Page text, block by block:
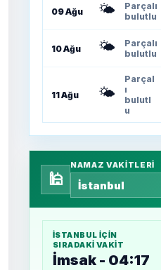
09 Ağu 🌤️
Parçalı
bulutlu
10 Ağu 🌤️
Parçalı
bulutlu
11 Ağu 🌤️
Parçal
ı
bulutl
u
🕌
NAMAZ VAKITLERI
İSTANBUL IÇIN
SIRADAKI VAKIT
İmsak - 04:17